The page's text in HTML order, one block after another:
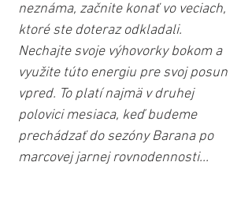
neznáma, začnite konať vo veciach,
ktoré ste doteraz odkladali.
Nechajte svoje výhovorky bokom a
využite túto energiu pre svoj posun
vpred. To platí najmä v druhej
polovici mesiaca, keď budeme
prechádzať do sezóny Barana po
marcovej jarnej rovnodennosti...